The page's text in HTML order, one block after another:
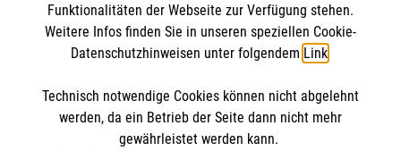
Malteserorden
Sharepoint
Spendenkonto
Bank: Pax-Bank
IBAN: DE86370601201201214358
So finden Sie uns
Funktionalitäten der Webseite zur Verfügung stehen.
Weitere Infos finden Sie in unseren speziellen Cookie-
Datenschutzhinweisen unter folgendem Link.
Technisch notwendige Cookies können nicht abgelehnt
werden, da ein Betrieb der Seite dann nicht mehr
gewährleistet werden kann.